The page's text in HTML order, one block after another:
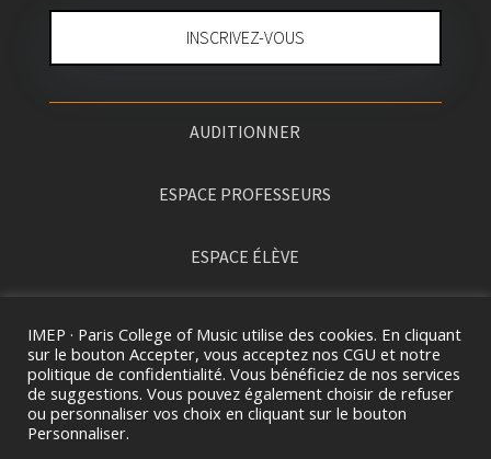
INSCRIVEZ-VOUS
AUDITIONNER
ESPACE PROFESSEURS
ESPACE ÉLÈVE
IMEP · Paris College of Music utilise des cookies. En cliquant
sur le bouton Accepter, vous acceptez nos CGU et notre
politique de confidentialité. Vous bénéficiez de nos services
de suggestions. Vous pouvez également choisir de refuser
ou personnaliser vos choix en cliquant sur le bouton
Personnaliser.